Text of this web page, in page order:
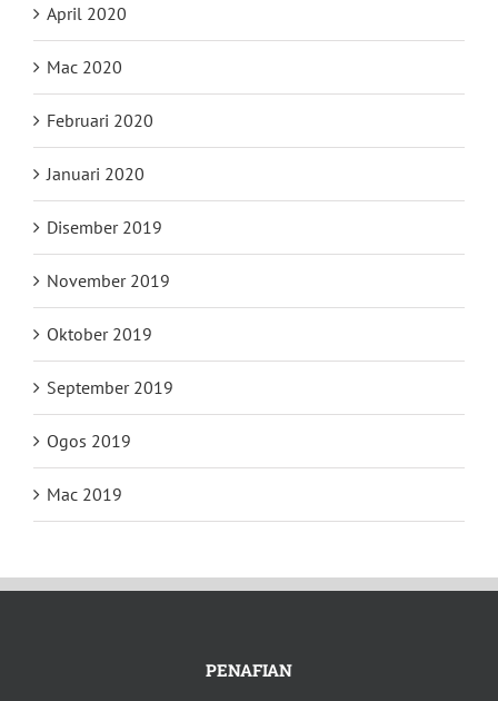
April 2020
Mac 2020
Februari 2020
Januari 2020
Disember 2019
November 2019
Oktober 2019
September 2019
Ogos 2019
Mac 2019
PENAFIAN